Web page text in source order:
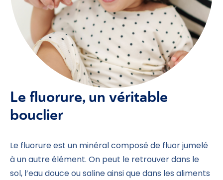
Le fluorure, un véritable
bouclier
Le fluorure est un minéral composé de fluor jumelé
à un autre élément. On peut le retrouver dans le
sol, l’eau douce ou saline ainsi que dans les aliments